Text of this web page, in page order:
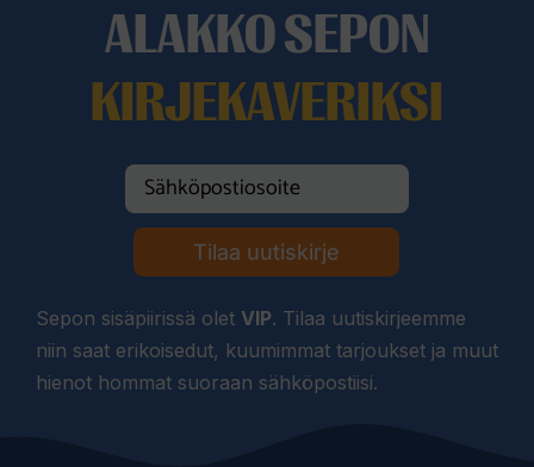
ALAKKO SEPON
KIRJEKAVERIKSI
Tilaa uutiskirje
Sepon sisäpiirissä olet VIP. Tilaa uutiskirjeemme
niin saat erikoisedut, kuumimmat tarjoukset ja muut
hienot hommat suoraan sähköpostiisi.